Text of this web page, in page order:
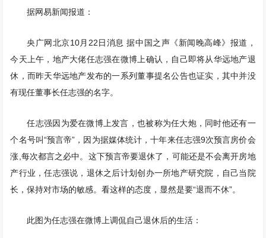
据网易新闻报道：
央广网北京10月22日消息 据中国之声《新闻晚高峰》报道，
今天上午，地产大佬任志强在微博上确认，自己即将从华远地产退
休，而昨天华远地产发布的一系列董事提名公告也证实，其中并没
有现任董事长任志强的名字。
任志强因为爱在微博上发言，也被称为任大炮，同时他还有一
个名号叫“预言帝”，因为据媒体统计，十年来任志强9次预言房价会
涨,每次都言之必中。这下预言帝要退休了，可能还是不会离开房地
产行业，任志强说，退休之后计划创办一所地产研究院，自己当院
长，保持对市场的敏感。看这样的态度，显然是要“退而不休”。
此图为任志强在微博上调侃自己退休后的生活：